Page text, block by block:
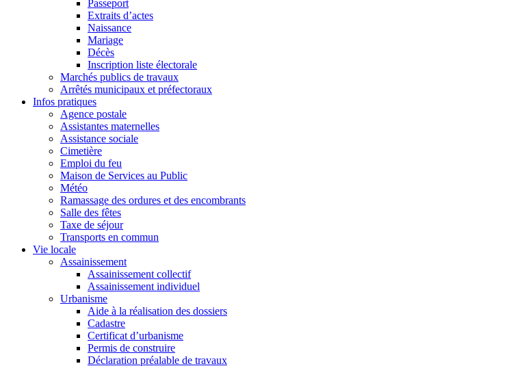
Passeport
Extraits d’actes
Naissance
Mariage
Décès
Inscription liste électorale
Marchés publics de travaux
Arrêtés municipaux et préfectoraux
Infos pratiques
Agence postale
Assistantes maternelles
Assistance sociale
Cimetière
Emploi du feu
Maison de Services au Public
Météo
Ramassage des ordures et des encombrants
Salle des fêtes
Taxe de séjour
Transports en commun
Vie locale
Assainissement
Assainissement collectif
Assainissement individuel
Urbanisme
Aide à la réalisation des dossiers
Cadastre
Certificat d’urbanisme
Permis de construire
Déclaration préalable de travaux